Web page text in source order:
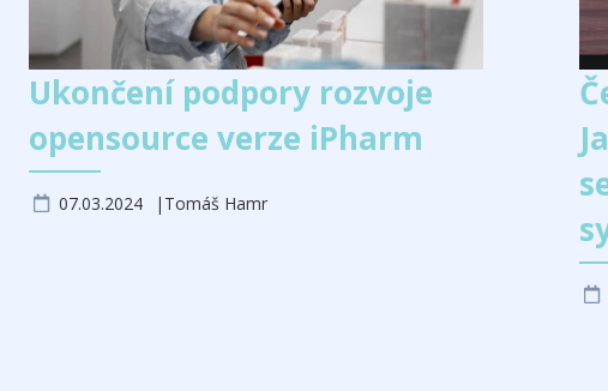
Ukončení podpory rozvoje
opensource verze iPharm
07.03.2024 Tomáš Hamr